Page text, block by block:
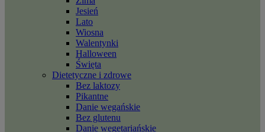
Jesień
Lato
Wiosna
Walentynki
Halloween
Święta
Dietetyczne i zdrowe
Bez laktozy
Pikantne
Danie wegańskie
Bez glutenu
Danie wegetariańskie